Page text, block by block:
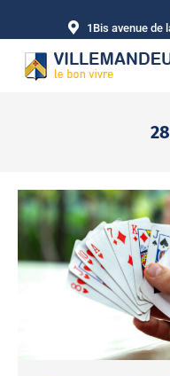
1Bis avenue de